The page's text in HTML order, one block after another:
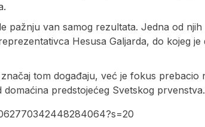
pažnju van samog rezultata. Jedna od
Hesusa Galjarda, do kojeg
tom događaju, već je fokus prebacio
predstojećeg Svetskog prvenstva.